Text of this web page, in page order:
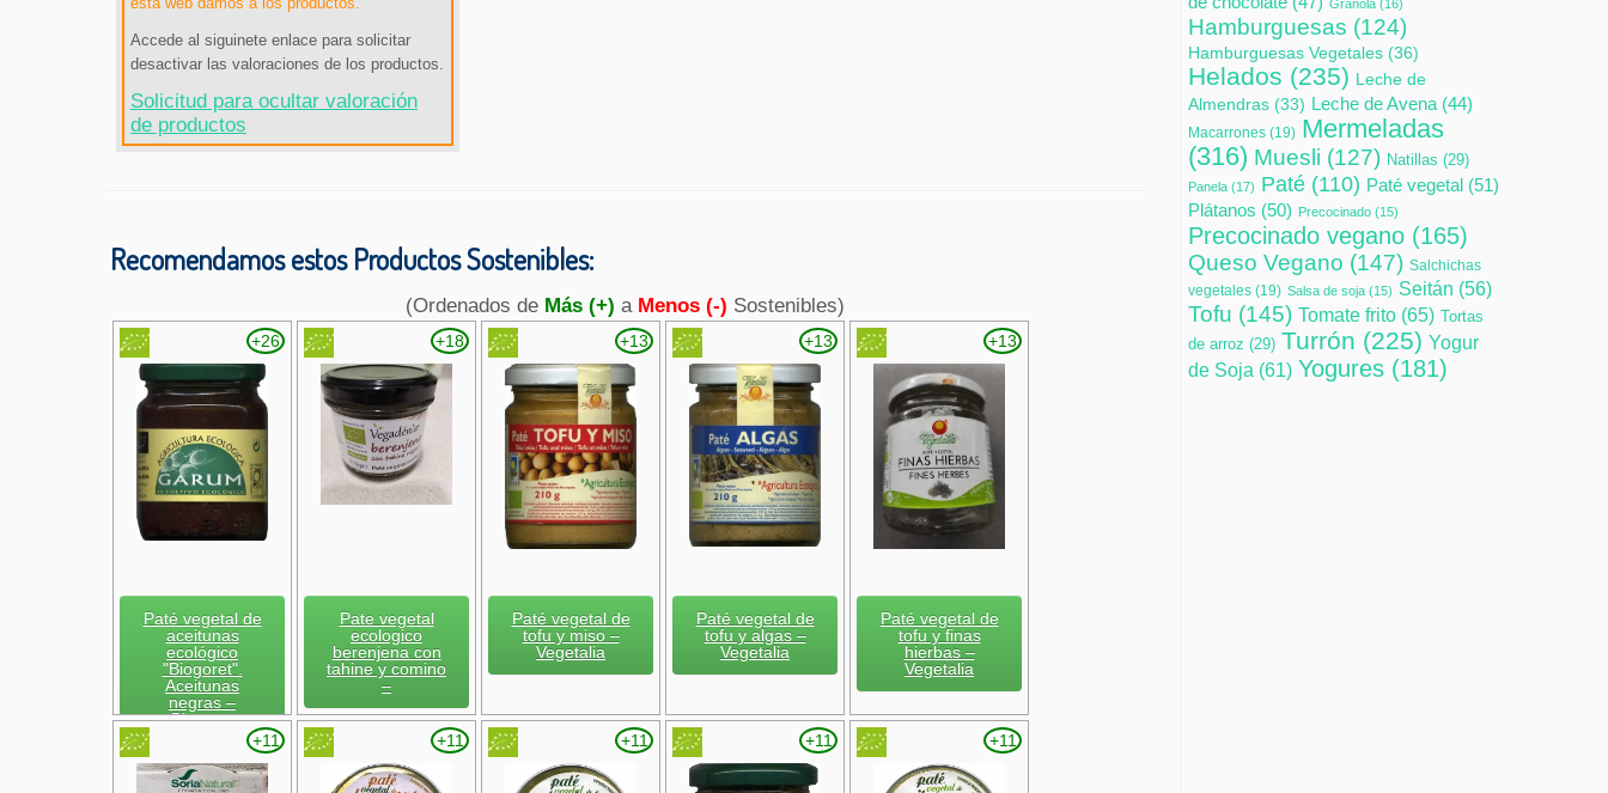
Accede al siguinete enlace para solicitar
desactivar las valoraciones de los productos.
Solicitud para ocultar valoración
de productos
Recomendamos estos Productos Sostenibles:
(Ordenados de Más (+) a Menos (-) Sostenibles)
+26
Paté vegetal de
aceitunas
ecológico
"Biogoret".
Aceitunas
negras –
Biogoret
+18
Pate vegetal
ecologico
berenjena con
tahine y comino
–
+13
Paté vegetal de
tofu y miso –
Vegetalia
+13
Paté vegetal de
tofu y algas –
Vegetalia
+13
Paté vegetal de
tofu y finas
hierbas –
Vegetalia
+11 +11 +11 +11 +11
Granola (16)
Hamburguesas (124)
Hamburguesas Vegetales (36)
Helados (235) Leche de
Almendras (33) Leche de Avena (44)
Macarrones (19) Mermeladas
(316) Muesli (127) Natillas (29)
Panela (17) Paté (110) Paté vegetal (51)
Plátanos (50) Precocinado (15)
Precocinado vegano (165)
Queso Vegano (147) Salchichas
vegetales (19) Salsa de soja (15) Seitán (56)
Tofu (145) Tomate frito (65) Tortas
de arroz (29) Turrón (225) Yogur
de Soja (61) Yogures (181)